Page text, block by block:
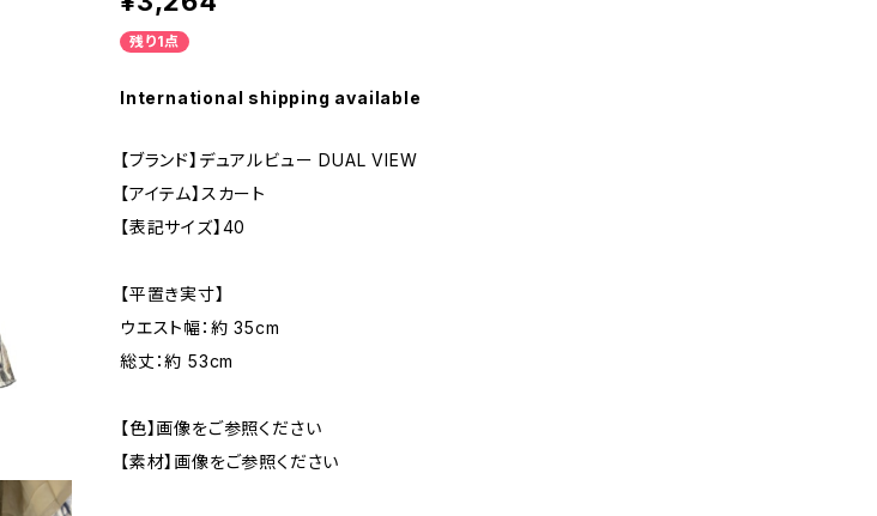
残り1点
International shipping available
【ブランド】デュアルビュー DUAL VIEW
【アイテム】スカート
【表記サイズ】40
【平置き実寸】
ウエスト幅：約 35cm
総丈：約 53cm
【色】画像をご参照ください
【素材】画像をご参照ください